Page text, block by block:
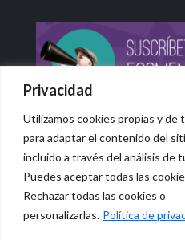
Privacidad
Utilizamos cookies propias y
para adaptar el contenido del
incluido a través del análisis de
Puedes aceptar todas las
Rechazar todas las cookies o
personalizarlas. Política de
© 2026 Vidasana |